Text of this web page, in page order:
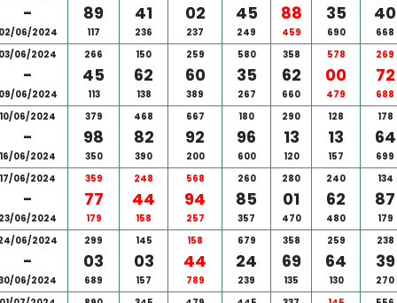
-
06/2024
89
117
41
236
02
237
45
249
88
459
35
690
40
668
06/2024
-
06/2024
266
45
113
150
62
138
259
60
389
580
35
267
358
62
660
578
00
479
269
72
688
10/06/2024
-
16/06/2024
379
98
350
468
82
390
667
92
200
180
96
600
290
13
120
128
13
157
178
64
699
17/06/2024
-
06/2024
359
77
179
248
44
158
568
94
257
260
85
357
280
01
470
240
62
480
134
87
179
06/2024
-
06/2024
299
03
689
145
03
157
158
44
789
679
24
239
358
69
135
259
64
130
238
39
270